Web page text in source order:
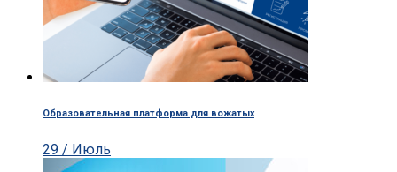
Образовательная платформа для вожатых
29 / Июль